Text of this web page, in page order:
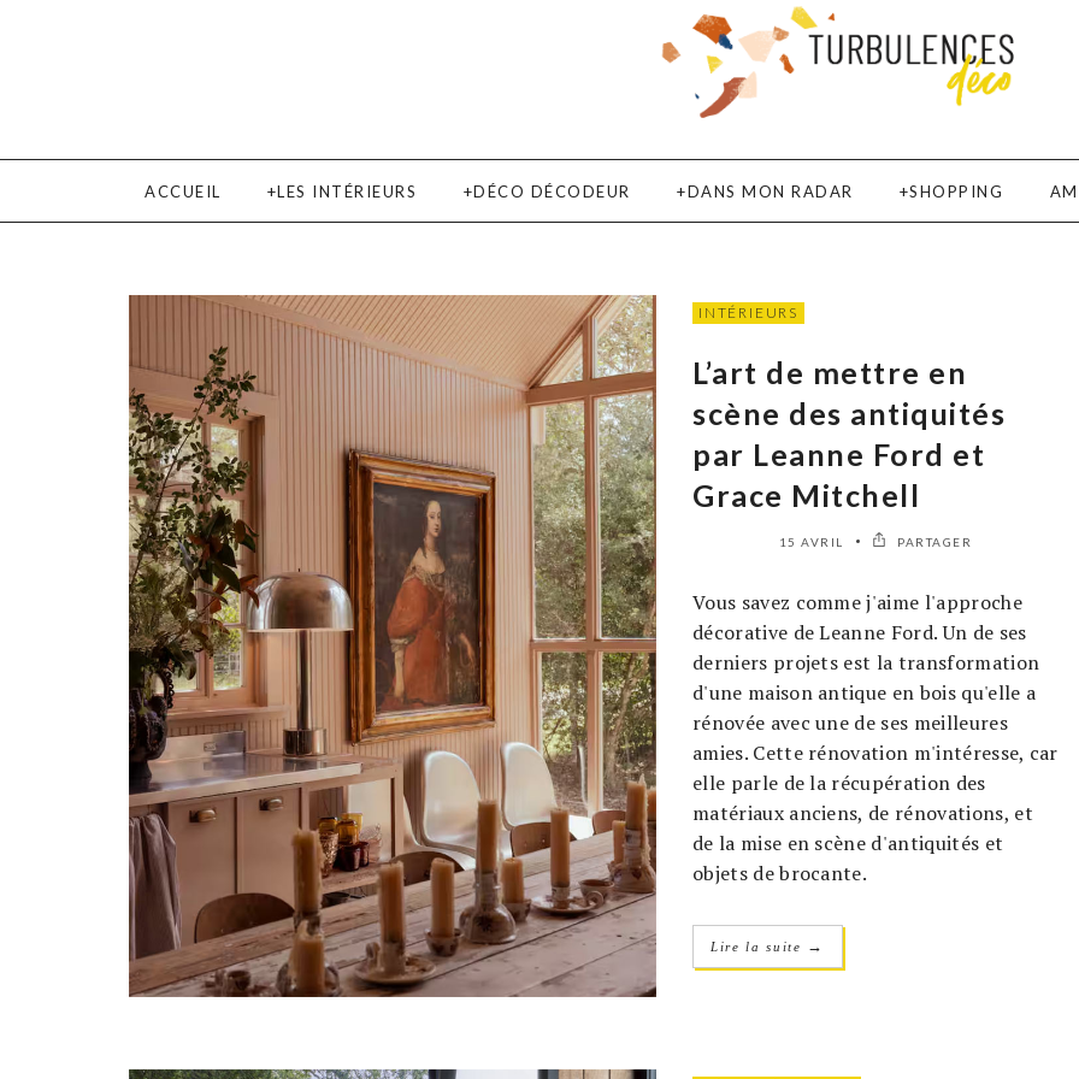
ACCUEIL LES INTÉRIEURS DÉCO DÉCODEUR DANS MON RADAR SHOPPING
INTÉRIEURS
L’art de mettre en
scène des antiquités
par Leanne Ford et
Grace Mitchell
15 AVRIL PARTAGER
Vous savez comme j'aime l'approche
décorative de Leanne Ford. Un de ses
derniers projets est la transformation
d'une maison antique en bois qu'elle a
rénovée avec une de ses meilleures
amies. Cette rénovation m'intéresse, car
elle parle de la récupération des
matériaux anciens, de rénovations, et
de la mise en scène d'antiquités et
objets de brocante.
Lire la suite →